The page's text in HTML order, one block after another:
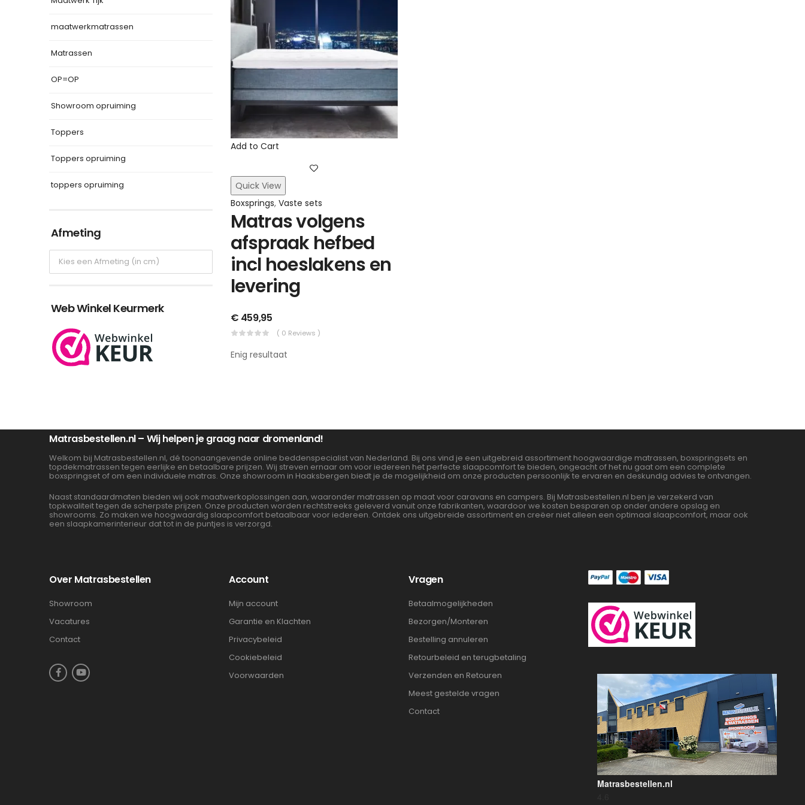
maatwerkmatrassen
Matrassen
OP=OP
Showroom opruiming
Toppers
Toppers opruiming
toppers opruiming
Afmeting
Web Winkel Keurmerk
Add to Cart
Quick View
Boxsprings, Vaste sets
Matras volgens
afspraak hefbed
incl hoeslakens en
levering
€ 459,95
( 0 Reviews )
Enig resultaat
Matrasbestellen.nl – Wij helpen je graag naar dromenland!
Welkom bij Matrasbestellen.nl, dé toonaangevende online beddenspecialist van Nederland. Bij ons vind je een uitgebreid assortiment hoogwaardige matrassen, boxspringsets en
topdekmatrassen tegen eerlijke en betaalbare prijzen. Wij streven ernaar om voor iedereen het perfecte slaapcomfort te bieden, ongeacht of het nu gaat om een complete
boxspringset of om een individuele matras. Onze showroom in Haaksbergen biedt je de mogelijkheid om onze producten persoonlijk te ervaren en deskundig advies te ontvangen.
Naast standaardmaten bieden wij ook maatwerkoplossingen aan, waaronder matrassen op maat voor caravans en campers. Bij Matrasbestellen.nl ben je verzekerd van
topkwaliteit tegen de scherpste prijzen. Onze producten worden rechtstreeks geleverd vanuit onze fabrikanten, waardoor we kosten besparen op onder andere opslag en
showrooms. Zo maken we hoogwaardig slaapcomfort betaalbaar voor iedereen. Ontdek ons uitgebreide assortiment en creëer niet alleen een optimaal slaapcomfort, maar ook
een slaapkamerinterieur dat tot in de puntjes is verzorgd.
Over Matrasbestellen
Showroom
Vacatures
Contact
Account
Mijn account
Garantie en Klachten
Privacybeleid
Cookiebeleid
Voorwaarden
Vragen
Betaalmogelijkheden
Bezorgen/Monteren
Bestelling annuleren
Retourbeleid en terugbetaling
Verzenden en Retouren
Meest gestelde vragen
Contact
Matrasbestellen.nl